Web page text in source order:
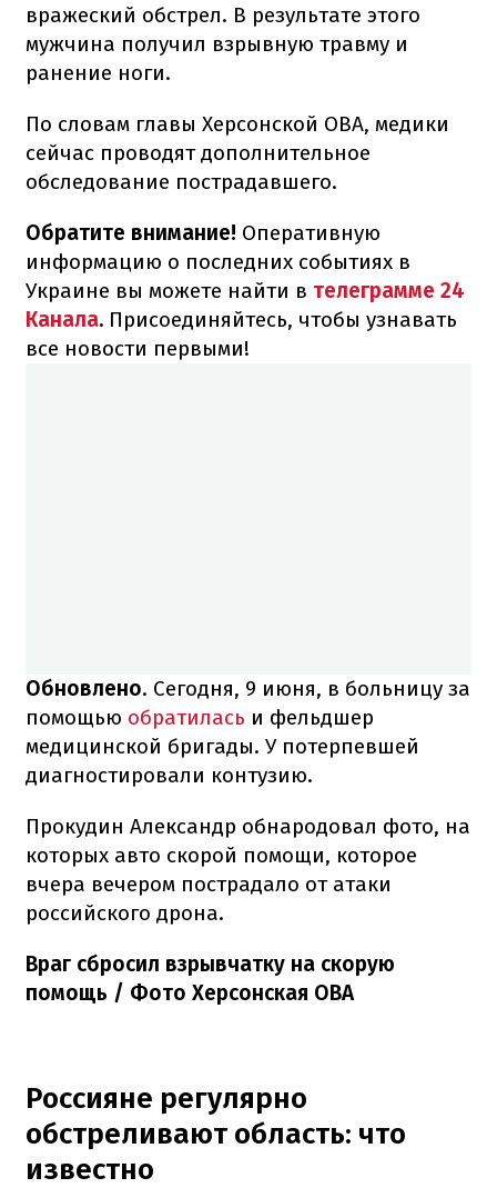
вражеский обстрел. В результате этого
мужчина получил взрывную травму и
ранение ноги.
По словам главы Херсонской ОВА, медики
сейчас проводят дополнительное
обследование пострадавшего.
Обратите внимание! Оперативную
информацию о последних событиях в
Украине вы можете найти в телеграмме 24
Канала. Присоединяйтесь, чтобы узнавать
все новости первыми!
Обновлено. Сегодня, 9 июня, в больницу за
помощью обратилась и фельдшер
медицинской бригады. У потерпевшей
диагностировали контузию.
Прокудин Александр обнародовал фото, на
которых авто скорой помощи, которое
вчера вечером пострадало от атаки
российского дрона.
Враг сбросил взрывчатку на скорую
помощь / Фото Херсонская ОВА
Россияне регулярно
обстреливают область: что
известно